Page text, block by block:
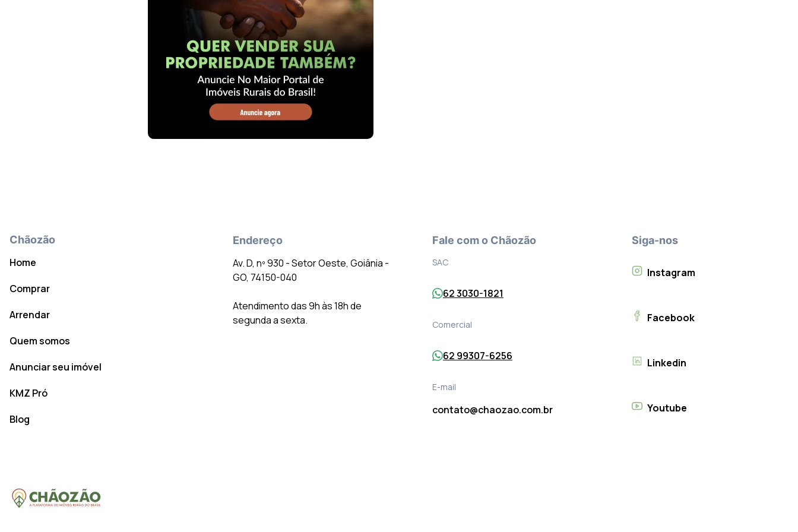
Chãozão
Home
Comprar
Arrendar
Quem somos
Anunciar seu imóvel
KMZ Pró
Blog
Endereço
Av. D, nº 930 - Setor Oeste, Goiânia -
GO, 74150-040
Atendimento das 9h às 18h de
segunda a sexta.
Fale com o Chãozão
SAC
62 3030-1821
Comercial
62 99307-6256
E-mail
contato@chaozao.com.br
Siga-nos
Instagram
Facebook
Linkedin
Youtube